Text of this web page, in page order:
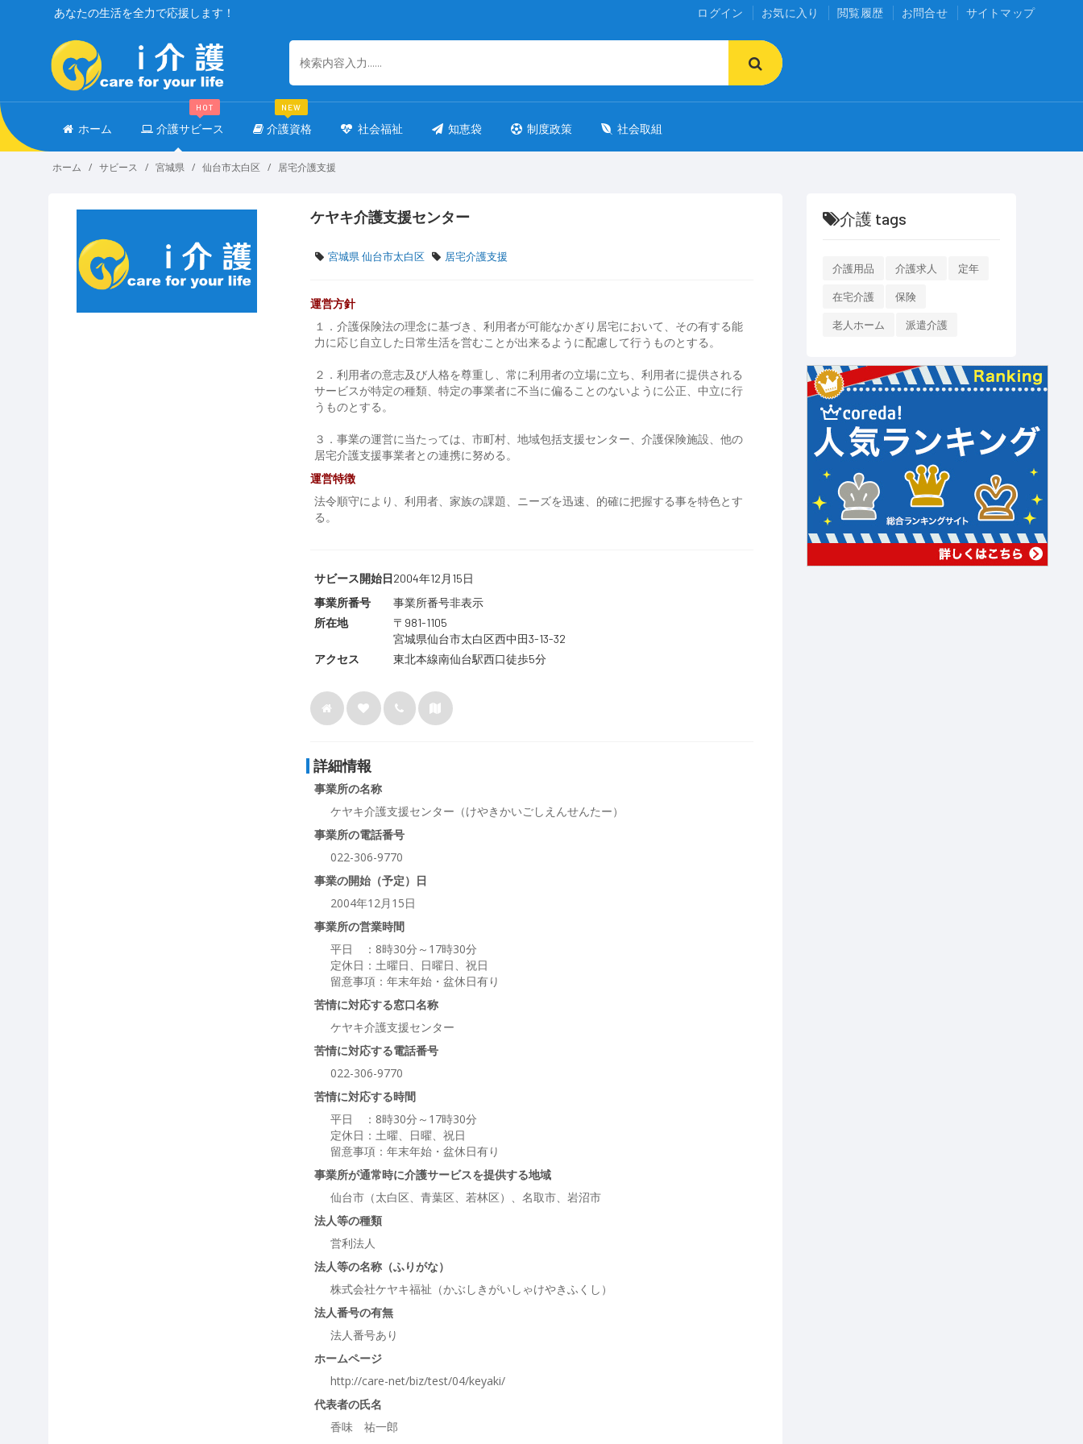
ログイン お気に入り 閲覧履歴 お問合せ サイトマップ
あなたの生活を全力で応援します！
ホーム 介護サビース
HOT
介護資格
NEW
社会福祉 知恵袋 制度政策 社会取組
ホーム サビース 宮城県 仙台市太白区 居宅介護支援
ケヤキ介護支援センター
宮城県 仙台市太白区 居宅介護支援
運営方針
１．介護保険法の理念に基づき、利用者が可能なかぎり居宅において、その有する能
力に応じ自立した日常生活を営むことが出来るように配慮して行うものとする。
２．利用者の意志及び人格を尊重し、常に利用者の立場に立ち、利用者に提供される
サービスが特定の種類、特定の事業者に不当に偏ることのないように公正、中立に行
うものとする。
３．事業の運営に当たっては、市町村、地域包括支援センター、介護保険施設、他の
居宅介護支援事業者との連携に努める。
運営特徴
法令順守により、利用者、家族の課題、ニーズを迅速、的確に把握する事を特色とす
る。
サビース開始日2004年12月15日
事業所番号
事業所番号非表示
所在地
〒981-1105
宮城県仙台市太白区西中田3-13-32
アクセス
東北本線南仙台駅西口徒歩5分
詳細情報
事業所の名称
ケヤキ介護支援センター（けやきかいごしえんせんたー）
事業所の電話番号
022-306-9770
事業の開始（予定）日
2004年12月15日
事業所の営業時間
平日 ：8時30分～17時30分
定休日：土曜日、日曜日、祝日
留意事項：年末年始・盆休日有り
苦情に対応する窓口名称
ケヤキ介護支援センター
苦情に対応する電話番号
022-306-9770
苦情に対応する時間
平日 ：8時30分～17時30分
定休日：土曜、日曜、祝日
留意事項：年末年始・盆休日有り
事業所が通常時に介護サービスを提供する地域
仙台市（太白区、青葉区、若林区）、名取市、岩沼市
法人等の種類
営利法人
法人等の名称（ふりがな）
株式会社ケヤキ福祉（かぶしきがいしゃけやきふくし）
法人番号の有無
法人番号あり
ホームページ
http://care-net/biz/test/04/keyaki/
代表者の氏名
香味 祐一郎
介護 tags
介護用品 介護求人 定年
在宅介護 保険
老人ホーム 派遣介護